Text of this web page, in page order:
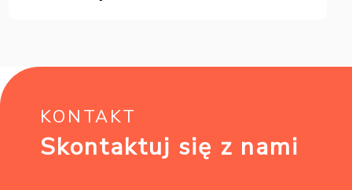
KONTAKT
Skontaktuj się z nami